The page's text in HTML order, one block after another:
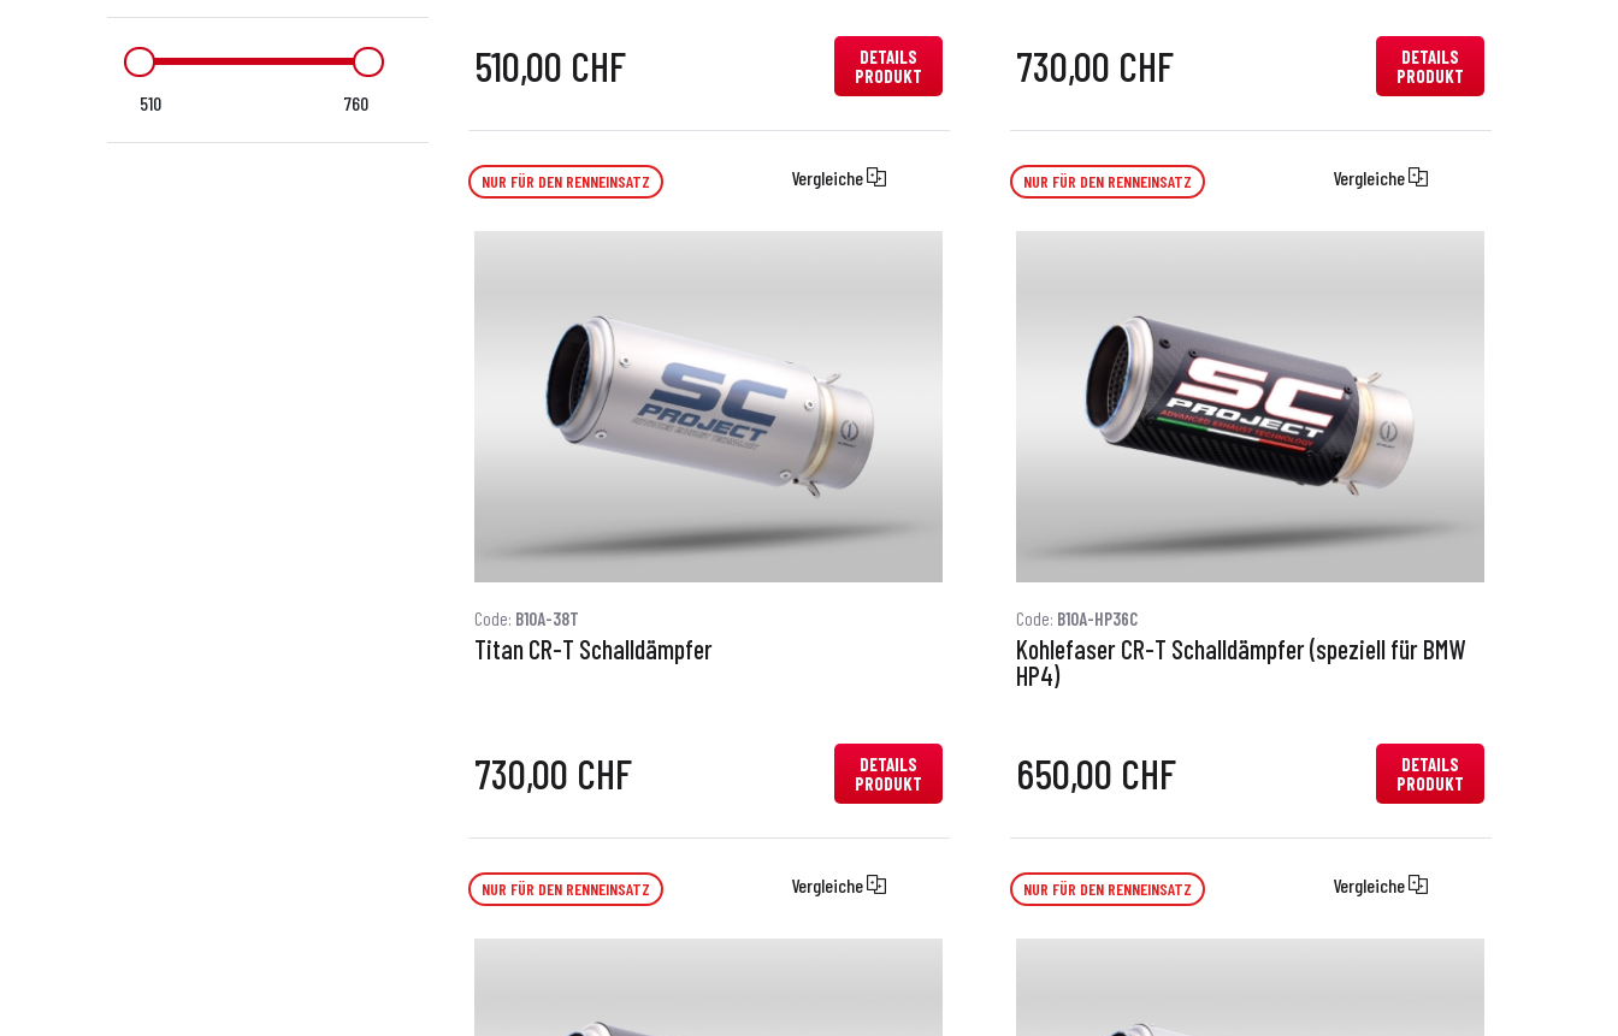
510 760
510,00 CHF
DETAILS
PRODUKT
730,00 CHF
DETAILS
PRODUKT
NUR FÜR DEN RENNEINSATZ Vergleiche
Code: B10A-38T
Titan CR-T Schalldämpfer
730,00 CHF
DETAILS
PRODUKT
NUR FÜR DEN RENNEINSATZ Vergleiche
Code: B10A-HP36C
Kohlefaser CR-T Schalldämpfer (speziell für BMW
HP4)
650,00 CHF
DETAILS
PRODUKT
NUR FÜR DEN RENNEINSATZ Vergleiche NUR FÜR DEN RENNEINSATZ Vergleiche